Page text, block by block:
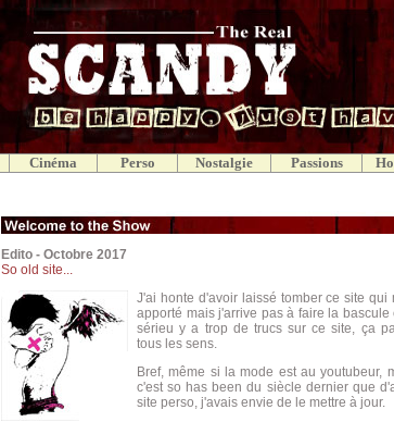
Cinéma Perso Nostalgie Passions
Edito - Octobre 2017
So old site...
J'ai honte d'avoir laissé tomber ce site qui
apporté mais j'arrive pas à faire la bascule
sérieu y a trop de trucs sur ce site, ça
tous les sens.
Bref, même si la mode est au youtubeur,
c'est so has been du siècle dernier que
site perso, j'avais envie de le mettre à jour.